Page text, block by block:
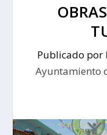
Publicado por
Ayuntamiento